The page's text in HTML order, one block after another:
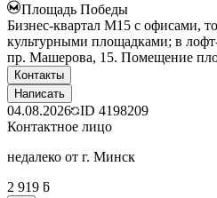
Площадь Победы
Бизнес-квартал М15 с офисами,
культурными площадками; в
пр. Машерова, 15. Помещение
Контакты
Написать
04.08.2026 ID 4198209
Контактное лицо
недалеко от г. Минск
2 919 ƃ